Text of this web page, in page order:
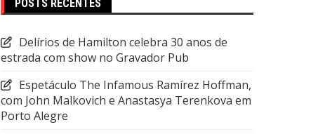
POSTS RECENTES
Delírios de Hamilton celebra 30 anos de
estrada com show no Gravador Pub
Espetáculo The Infamous Ramírez Hoffman,
com John Malkovich e Anastasya Terenkova em
Porto Alegre